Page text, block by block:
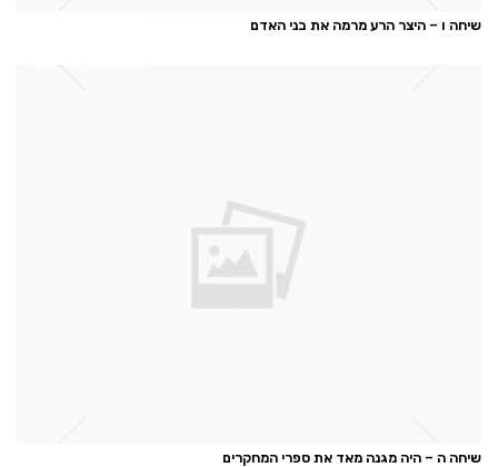
שיחה ו – היצר הרע מרמה את בני האדם
שיחה ה – היה מגנה מאד את ספרי המחקרים